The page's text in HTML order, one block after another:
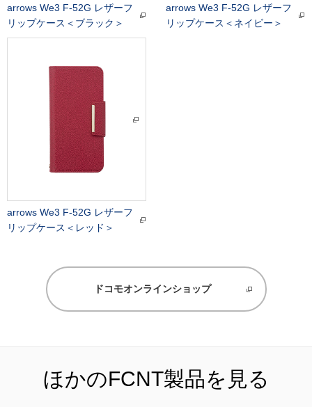
arrows We3 F-52G レザーフ
リップケース＜ブラック＞
arrows We3 F-52G レザーフ
リップケース＜ネイビー＞
arrows We3 F-52G レザーフ
リップケース＜レッド＞
ドコモオンラインショップ
ほかのFCNT製品を見る